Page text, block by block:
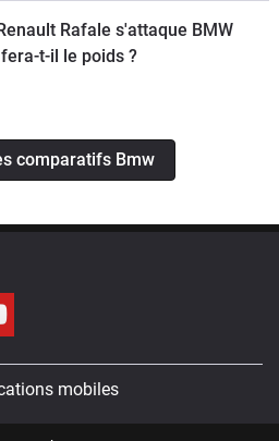
Rafale s'attaque BMW
t-il le poids ?
comparatifs Bmw
mobiles